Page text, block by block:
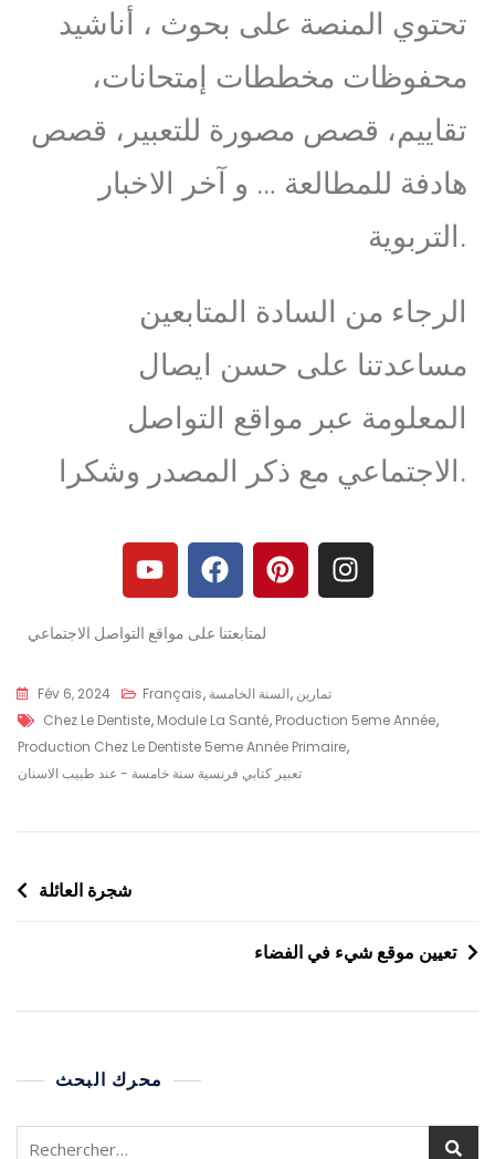
تحتوي المنصة على بحوث ، أناشيد
محفوظات مخططات إمتحانات،
تقاييم، قصص مصورة للتعبير، قصص
هادفة للمطالعة … و آخر الاخبار
التربوية.
الرجاء من السادة المتابعين
مساعدتنا على حسن ايصال
المعلومة عبر مواقع التواصل
الاجتماعي مع ذكر المصدر وشكرا.
لمتابعتنا على مواقع التواصل الاجتماعي
Fév 6, 2024 Français, السنة الخامسة, تمارين
Chez Le Dentiste, Module La Santé, Production 5eme Année,
Production Chez Le Dentiste 5eme Année Primaire,
تعبير كتابي فرنسية سنة خامسة - عند طبيب الاسنان
شجرة العائلة
تعيين موقع شيء في الفضاء
محرك البحث